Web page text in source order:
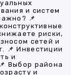
и систем
📌
риски,
сетей и
📌 Инвестиции
и
Выбор района
и